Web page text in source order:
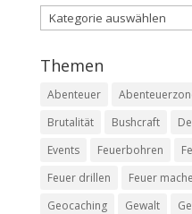
Kategorien
Themen
Abenteuer
Brutalität
Bushcraft
Events
Feuerbohren
Feuer drillen
Feuer
Geocaching
Gewalt